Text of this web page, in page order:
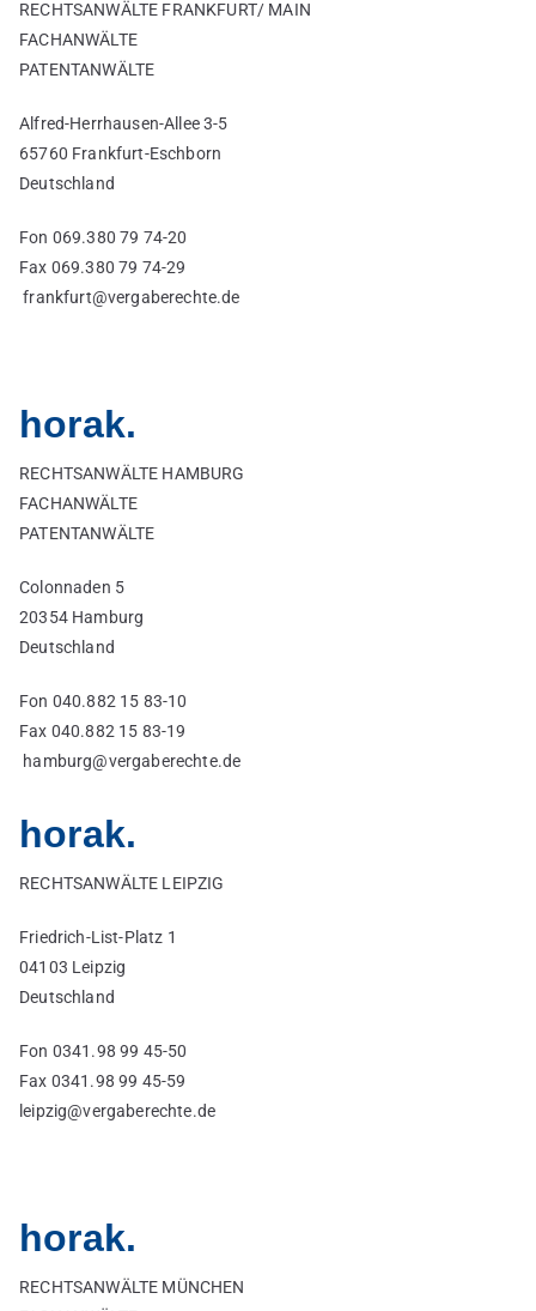
RECHTSANWÄLTE FRANKFURT/ MAIN
FACHANWÄLTE
PATENTANWÄLTE
Alfred-Herrhausen-Allee 3-5
65760 Frankfurt-Eschborn
Deutschland
Fon 069.380 79 74-20
Fax 069.380 79 74-29
frankfurt@vergaberechte.de
horak.
RECHTSANWÄLTE HAMBURG
FACHANWÄLTE
PATENTANWÄLTE
Colonnaden 5
20354 Hamburg
Deutschland
Fon 040.882 15 83-10
Fax 040.882 15 83-19
hamburg@vergaberechte.de
horak.
RECHTSANWÄLTE LEIPZIG
Friedrich-List-Platz 1
04103 Leipzig
Deutschland
Fon 0341.98 99 45-50
Fax 0341.98 99 45-59
leipzig@vergaberechte.de
horak.
RECHTSANWÄLTE MÜNCHEN